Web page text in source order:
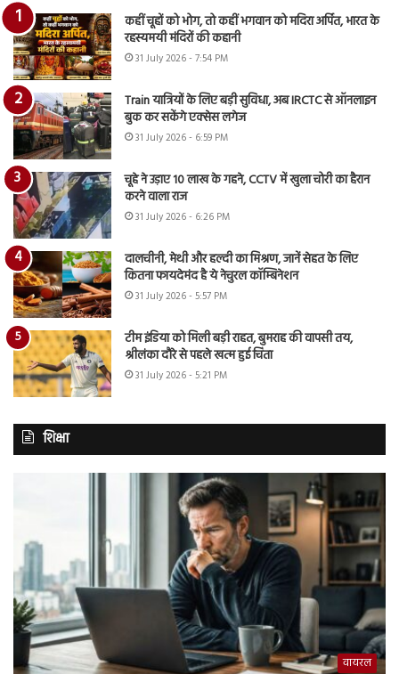
कहीं चूहों को भोग, तो कहीं भगवान को मदिरा अर्पित, भारत के
रहस्यमयी मंदिरों की कहानी
31 July 2026 - 7:54 PM
Train यात्रियों के लिए बड़ी सुविधा, अब IRCTC से ऑनलाइन
बुक कर सकेंगे एक्सेस लगेज
31 July 2026 - 6:59 PM
चूहे ने उड़ाए 10 लाख के गहने, CCTV में खुला चोरी का हैरान
करने वाला राज
31 July 2026 - 6:26 PM
दालचीनी, मेथी और हल्दी का मिश्रण, जानें सेहत के लिए
कितना फायदेमंद है ये नेचुरल कॉम्बिनेशन
31 July 2026 - 5:57 PM
टीम इंडिया को मिली बड़ी राहत, बुमराह की वापसी तय,
श्रीलंका दौरे से पहले खत्म हुई चिंता
31 July 2026 - 5:21 PM
शिक्षा
वायरल